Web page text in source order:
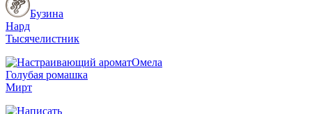
Бузина
Нард
Тысячелистник
Омела
Голубая ромашка
Мирт